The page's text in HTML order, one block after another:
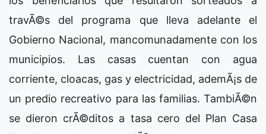
travÃ©s del programa que lleva adelante el
Gobierno Nacional, mancomunadamente con los
municipios. Las casas cuentan con agua
corriente, cloacas, gas y electricidad, ademÃ¡s de
un predio recreativo para las familias. TambiÃ©n
se dieron crÃ©ditos a tasa cero del Plan Casa